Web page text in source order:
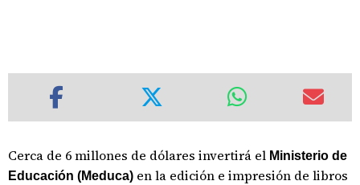
Cerca de 6 millones de dólares invertirá el Ministerio de
Educación (Meduca) en la edición e impresión de libros